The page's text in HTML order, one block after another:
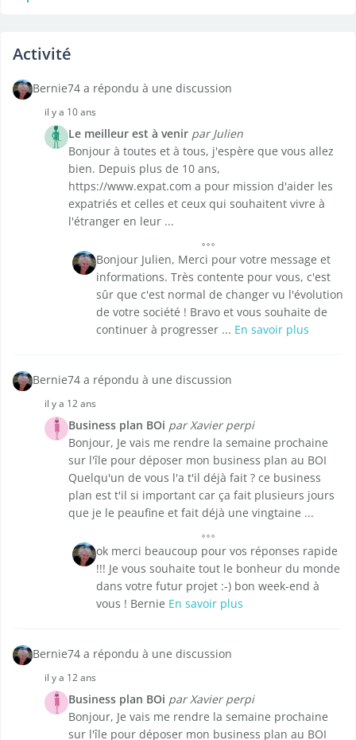
Activité
Bernie74 a répondu à une discussion
il y a 10 ans
Le meilleur est à venir par Julien
Bonjour à toutes et à tous, j'espère que vous allez
bien. Depuis plus de 10 ans,
https://www.expat.com a pour mission d'aider les
expatriés et celles et ceux qui souhaitent vivre à
l'étranger en leur ...
Bonjour Julien, Merci pour votre message et
informations. Très contente pour vous, c'est
sûr que c'est normal de changer vu l'évolution
de votre société ! Bravo et vous souhaite de
continuer à progresser ... En savoir plus
Bernie74 a répondu à une discussion
il y a 12 ans
Business plan BOi par Xavier perpi
Bonjour, Je vais me rendre la semaine prochaine
sur l'île pour déposer mon business plan au BOI
Quelqu'un de vous l'a t'il déjà fait ? ce business
plan est t'il si important car ça fait plusieurs jours
que je le peaufine et fait déjà une vingtaine ...
ok merci beaucoup pour vos réponses rapide
!!! Je vous souhaite tout le bonheur du monde
dans votre futur projet :-) bon week-end à
vous ! Bernie En savoir plus
Bernie74 a répondu à une discussion
il y a 12 ans
Business plan BOi par Xavier perpi
Bonjour, Je vais me rendre la semaine prochaine
sur l'île pour déposer mon business plan au BOI